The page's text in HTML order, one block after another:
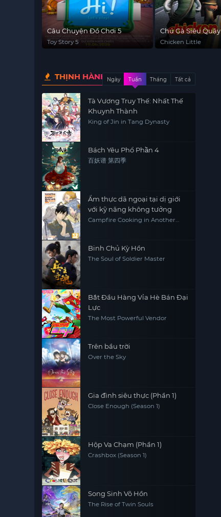
Câu Chuyện Đồ Chơi 5
Toy Story 5
Chú Gà Siêu Quậy
Chicken Little
THỊNH HÀNHNgày Tuần Tháng Tất cả
Tà Vương Truy Thế: Nhất Thế
Khuynh Thành
King of Jin in Tang Dynasty
Bách Yêu Phổ Phần 4
百妖谱 第四季
Ẩm thực dã ngoại tại dị giới
với kỹ năng không tưởng
Campfire Cooking in Another
Binh Chủ Kỳ Hồn
The Soul of Soldier Master
Bắt Đầu Hàng Vỉa Hè Bán Đại
Lực
The Most Powerful Vendor
Trên bầu trời
Over the Sky
Gia đình siêu thực (Phần 1)
Close Enough (Season 1)
Hộp Va Chạm (Phần 1)
Crashbox (Season 1)
Song Sinh Võ Hồn
The Rise of Twin Souls